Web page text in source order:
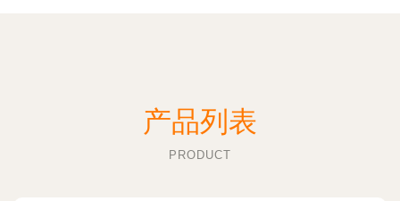
产品列表
PRODUCT